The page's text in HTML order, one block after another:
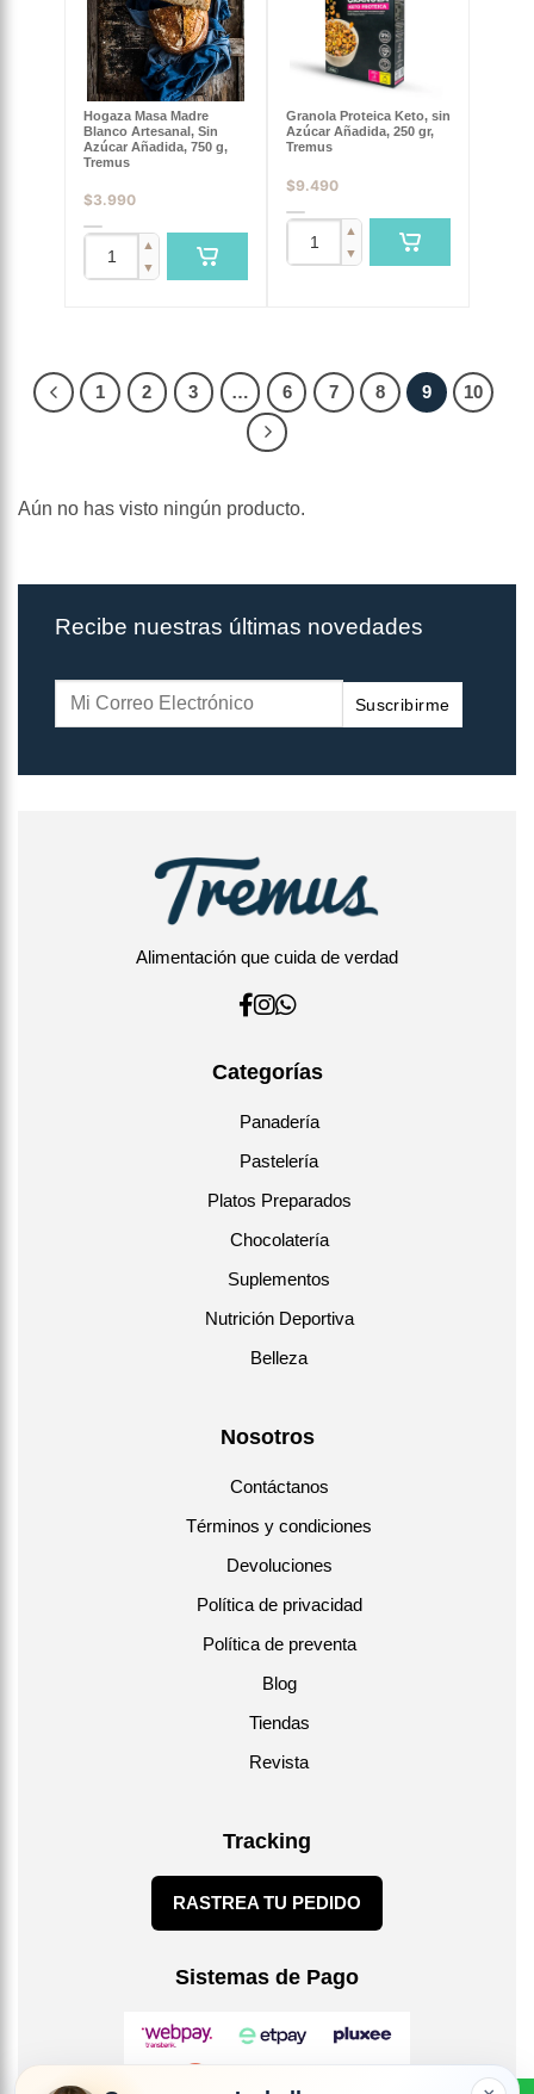
Hogaza Masa Madre
Blanco Artesanal, Sin
Azúcar Añadida, 750 g,
Tremus
$3.990
▲
▼
Granola Proteica Keto, sin
Azúcar Añadida, 250 gr,
Tremus
$9.490
▲
▼
1 2 3 … 6 7 8 9 10
Aún no has visto ningún producto.
Recibe nuestras últimas novedades
Suscribirme
Alimentación que cuida de verdad
Categorías
Panadería
Pastelería
Platos Preparados
Chocolatería
Suplementos
Nutrición Deportiva
Belleza
Nosotros
Contáctanos
Términos y condiciones
Devoluciones
Política de privacidad
Política de preventa
Blog
Tiendas
Revista
Tracking
RASTREA TU PEDIDO
Sistemas de Pago